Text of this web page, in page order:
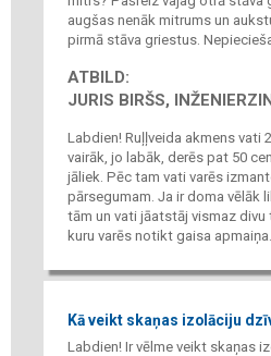
augšas nenāk mitrums un
pirmā stāva griestus.
ATBILD:
JURIS BIRŠS,
Labdien! Ruļļveida akmens vati
vairāk, jo labāk, derēs pat 50
jāliek. Pēc tam vati varēs
pārsegumam. Ja ir doma vēlāk
tām un vati jāatstāj vismaz
kuru varēs notikt gaisa apmaiņa.
Kā veikt skaņas izolāciju
Labdien! Ir vēlme veikt skaņas